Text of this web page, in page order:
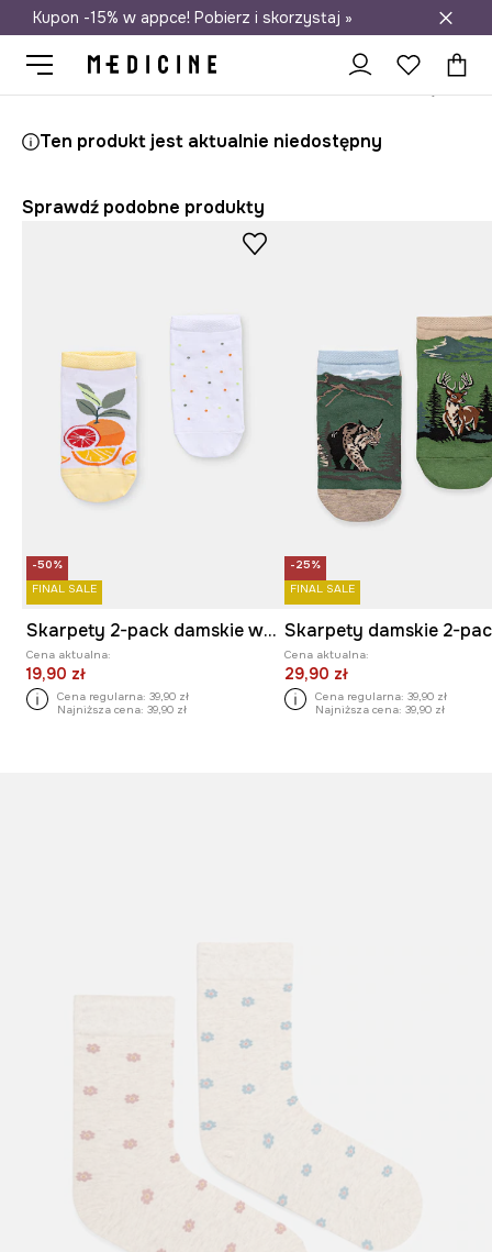
Darmowa dostawa do salonów
Kupon -15% w appce! Pobierz i skorzystaj »
Ten produkt jest aktualnie niedostępny
Sprawdź podobne produkty
-50%
FINAL SALE
Skarpety 2-pack damskie w cytrusy
Cena aktualna:
19,90 zł
Cena regularna: 39,90 zł
Najniższa cena: 39,90 zł
-25%
FINAL SALE
Cena aktualna:
29,90 zł
Cena regularna: 39,90 zł
Najniższa cena: 39,90 zł